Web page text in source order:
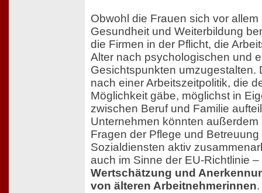
Obwohl die Frauen sich vor allem
Gesundheit und Weiterbildung
die Firmen in der Pflicht, die
Alter nach psychologischen und
Gesichtspunkten umzugestalten.
nach einer Arbeitszeitpolitik, die
Möglichkeit gäbe, möglichst in
zwischen Beruf und Familie
Unternehmen könnten außerdem
Fragen der Pflege und
Sozialdiensten aktiv
auch im Sinne der EU-Richtlinie
Wertschätzung und
von älteren Arbeitnehmerinnen.